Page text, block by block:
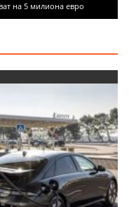
на 5 милиона евро